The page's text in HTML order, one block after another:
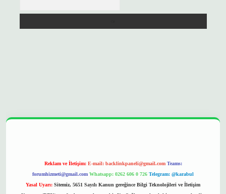
Reklam ve İletişim: E-mail: backlinkpaneli@gmail.com Teams:
forumhizmeti@gmail.com Whatsapp: 0262 606 0 726 Telegram: @karabul
Yasal Uyarı: Sitemiz, 5651 Sayılı Kanun gereğince Bilgi Teknolojileri ve İletişim